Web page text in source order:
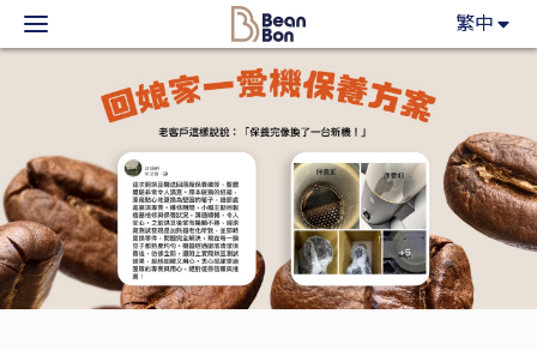
繁中
主力產品
咖啡市集
BeanBon報報
客戶服務